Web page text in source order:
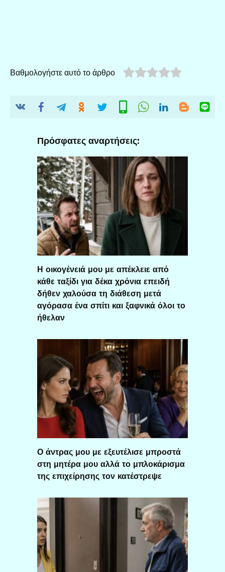
Βαθμολογήστε αυτό το άρθρο
Πρόσφατες αναρτήσεις:
Η οικογένειά μου με απέκλειε από
κάθε ταξίδι για δέκα χρόνια επειδή
δήθεν χαλούσα τη διάθεση μετά
αγόρασα ένα σπίτι και ξαφνικά όλοι το
ήθελαν
Ο άντρας μου με εξευτέλισε μπροστά
στη μητέρα μου αλλά το μπλοκάρισμα
της επιχείρησης τον κατέστρεψε